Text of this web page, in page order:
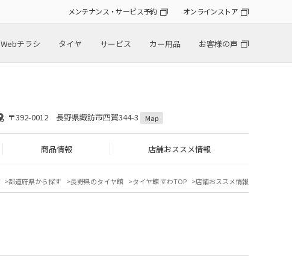
メンテナンス・サービス予約 オンラインストア
Webチラシ タイヤ サービス カー用品 お客様の声
〒392-0012 長野県諏訪市四賀344-3 Map
商品情報 店舗おススメ情報
都道府県から探す 長野県のタイヤ館 タイヤ館 すわTOP 店舗おススメ情報